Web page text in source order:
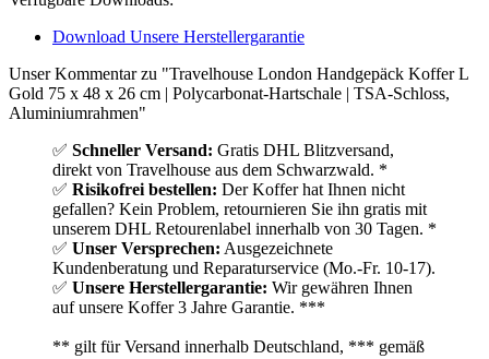
Download Unsere Herstellergarantie
Unser Kommentar zu "Travelhouse London Handgepäck Koffer L
Gold 75 x 48 x 26 cm | Polycarbonat-Hartschale | TSA-Schloss,
Aluminiumrahmen"
✅ Schneller Versand: Gratis DHL Blitzversand,
direkt von Travelhouse aus dem Schwarzwald. *
✅ Risikofrei bestellen: Der Koffer hat Ihnen nicht
gefallen? Kein Problem, retournieren Sie ihn gratis mit
unserem DHL Retourenlabel innerhalb von 30 Tagen. *
✅ Unser Versprechen: Ausgezeichnete
Kundenberatung und Reparaturservice (Mo.-Fr. 10-17).
✅ Unsere Herstellergarantie: Wir gewähren Ihnen
auf unsere Koffer 3 Jahre Garantie. ***
** gilt für Versand innerhalb Deutschland, *** gemäß